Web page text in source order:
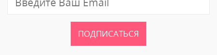
ПОДПИСАТЬСЯ